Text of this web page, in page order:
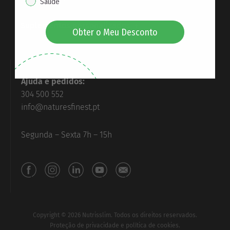
Suplementos personalizados
Ajuda e pedidos:
304 500 552
info@naturesfinest.pt
Segunda – Sexta 7h – 15h
Copyright © 2026 Nutrisslim. Todos os direitos reservados.
Proteção de privacidade e política de cookies.
Obter o Meu Desconto